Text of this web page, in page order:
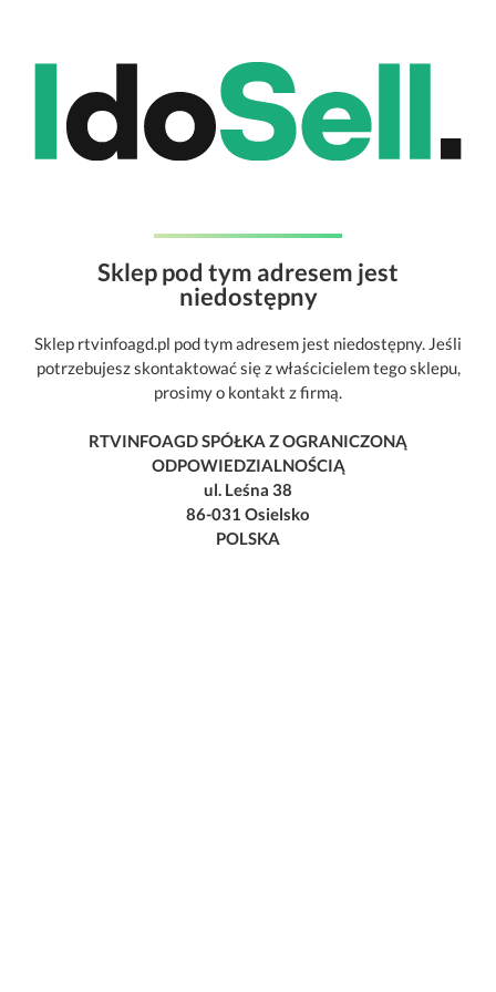
Sklep pod tym adresem jest
niedostępny
Sklep rtvinfoagd.pl pod tym adresem jest niedostępny. Jeśli
potrzebujesz skontaktować się z właścicielem tego sklepu,
prosimy o kontakt z firmą.
RTVINFOAGD SPÓŁKA Z OGRANICZONĄ
ODPOWIEDZIALNOŚCIĄ
ul. Leśna 38
86-031 Osielsko
POLSKA